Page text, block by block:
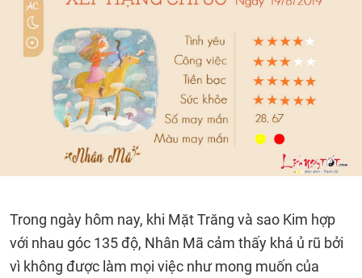
Trong ngày hôm nay, khi Mặt Trăng và sao Kim hợp
với nhau góc 135 độ, Nhân Mã cảm thấy khá ủ rũ bởi
vì không được làm mọi việc như mong muốn của